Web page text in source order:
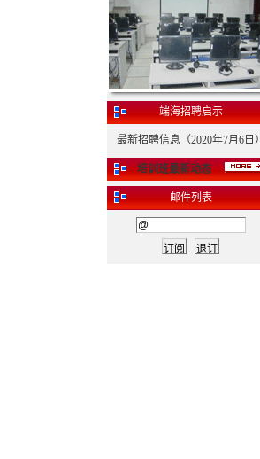
端海招聘启示
最新招聘信息（2020年7月6日）
培训班最新动态
邮件列表